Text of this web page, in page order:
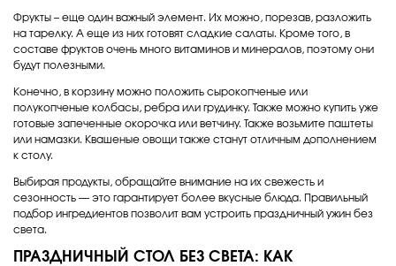
Фрукты – еще один важный элемент. Их можно, порезав, разложить
на тарелку. А еще из них готовят сладкие салаты. Кроме того, в
составе фруктов очень много витаминов и минералов, поэтому они
будут полезными.
Конечно, в корзину можно положить сырокопченые или
полукопченые колбасы, ребра или грудинку. Также можно купить уже
готовые запеченные окорочка или ветчину. Также возьмите паштеты
или намазки. Квашеные овощи также станут отличным дополнением
к столу.
Выбирая продукты, обращайте внимание на их свежесть и
сезонность — это гарантирует более вкусные блюда. Правильный
подбор ингредиентов позволит вам устроить праздничный ужин без
света.
ПРАЗДНИЧНЫЙ СТОЛ БЕЗ СВЕТА: КАК